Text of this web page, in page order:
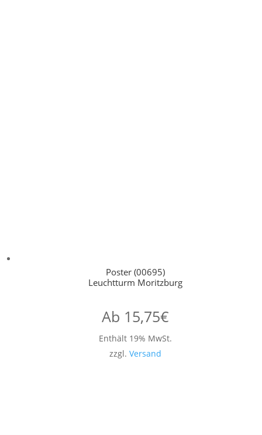
Poster (00695)
Leuchtturm Moritzburg
Ab 15,75€
Enthält 19% MwSt.
zzgl. Versand